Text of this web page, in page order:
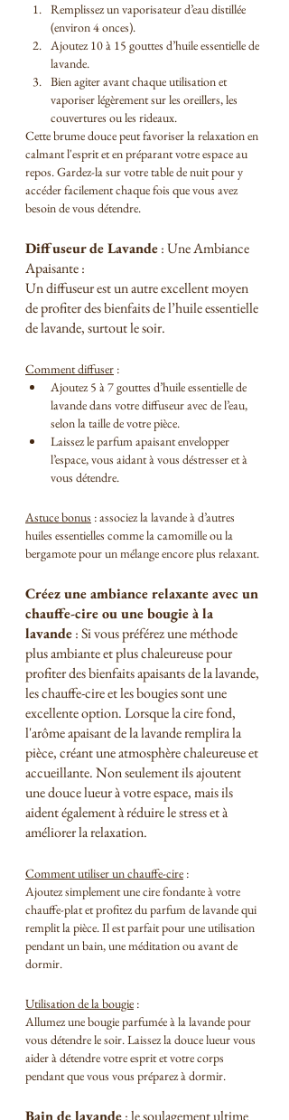
Remplissez un vaporisateur d’eau distillée
(environ 4 onces).
Ajoutez 10 à 15 gouttes d’huile essentielle de
lavande.
Bien agiter avant chaque utilisation et
vaporiser légèrement sur les oreillers, les
couvertures ou les rideaux.
Cette brume douce peut favoriser la relaxation en
calmant l'esprit et en préparant votre espace au
repos. Gardez-la sur votre table de nuit pour y
accéder facilement chaque fois que vous avez
besoin de vous détendre.
Diffuseur de Lavande : Une Ambiance
Apaisante :
Un diffuseur est un autre excellent moyen
de profiter des bienfaits de l’huile essentielle
de lavande, surtout le soir.
Comment diffuser :
Ajoutez 5 à 7 gouttes d’huile essentielle de
lavande dans votre diffuseur avec de l’eau,
selon la taille de votre pièce.
Laissez le parfum apaisant envelopper
l’espace, vous aidant à vous déstresser et à
vous détendre.
Astuce bonus : associez la lavande à d’autres
huiles essentielles comme la camomille ou la
bergamote pour un mélange encore plus relaxant.
Créez une ambiance relaxante avec un
chauffe-cire ou une bougie à la
lavande : Si vous préférez une méthode
plus ambiante et plus chaleureuse pour
profiter des bienfaits apaisants de la lavande,
les chauffe-cire et les bougies sont une
excellente option. Lorsque la cire fond,
l'arôme apaisant de la lavande remplira la
pièce, créant une atmosphère chaleureuse et
accueillante. Non seulement ils ajoutent
une douce lueur à votre espace, mais ils
aident également à réduire le stress et à
améliorer la relaxation.
Comment utiliser un chauffe-cire :
Ajoutez simplement une cire fondante à votre
chauffe-plat et profitez du parfum de lavande qui
remplit la pièce. Il est parfait pour une utilisation
pendant un bain, une méditation ou avant de
dormir.
Utilisation de la bougie :
Allumez une bougie parfumée à la lavande pour
vous détendre le soir. Laissez la douce lueur vous
aider à détendre votre esprit et votre corps
pendant que vous vous préparez à dormir.
Bain de lavande : le soulagement ultime